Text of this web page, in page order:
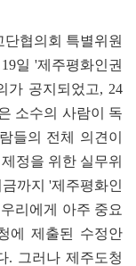
협의회 특별위원
일 '제주평화인권
가 공지되었고, 24
소수의 사람이 독
들의 전체 의견이
정을 위한 실무위
까지 '제주평화인
리에게 아주 중요
에 제출된 수정안
. 그러나 제주도청